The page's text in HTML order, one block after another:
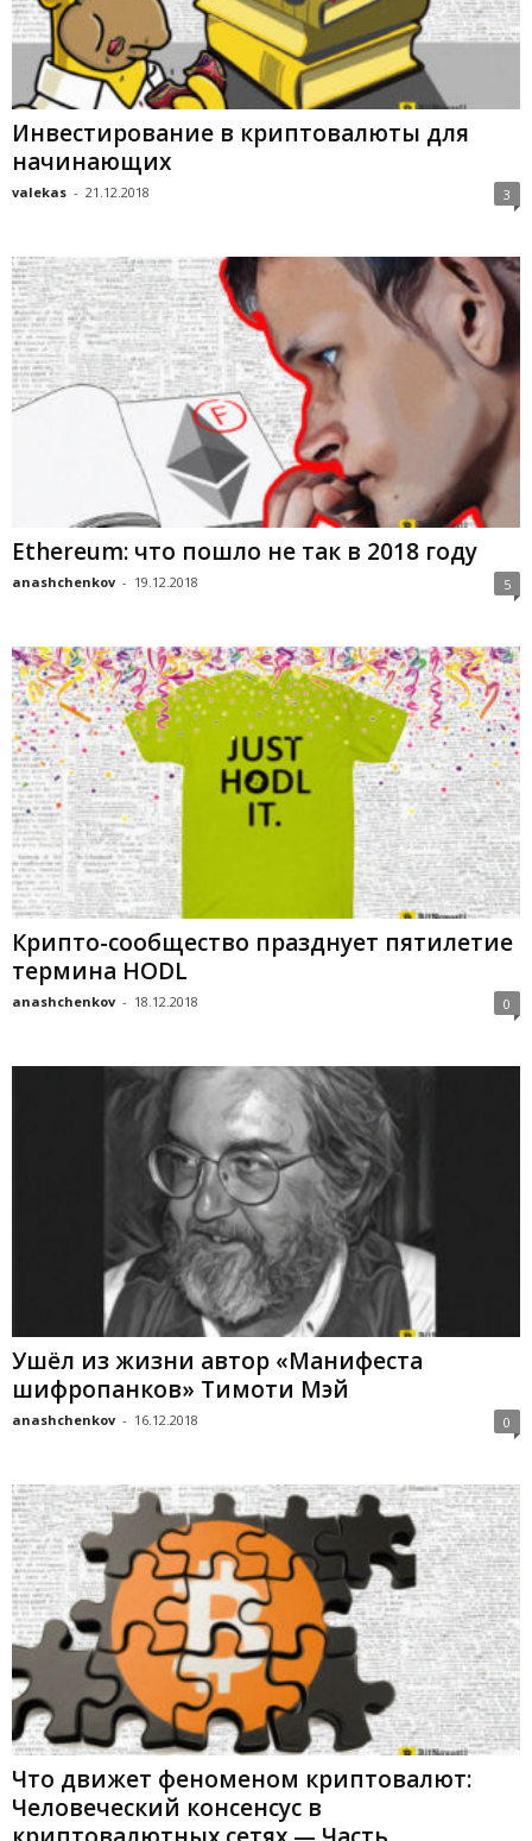
Инвестирование в криптовалюты для
начинающих
valekas - 21.12.2018 3
Ethereum: что пошло не так в 2018 году
anashchenkov - 19.12.2018 5
Крипто-сообщество празднует пятилетие
термина HODL
anashchenkov - 18.12.2018 0
Ушёл из жизни автор «Манифеста
шифропанков» Тимоти Мэй
anashchenkov - 16.12.2018 0
Что движет феноменом криптовалют:
Человеческий консенсус в